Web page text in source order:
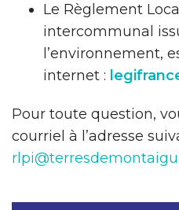
Le Règlement
intercommunal
l’environnement,
internet :
Pour toute question,
courriel à l’adresse